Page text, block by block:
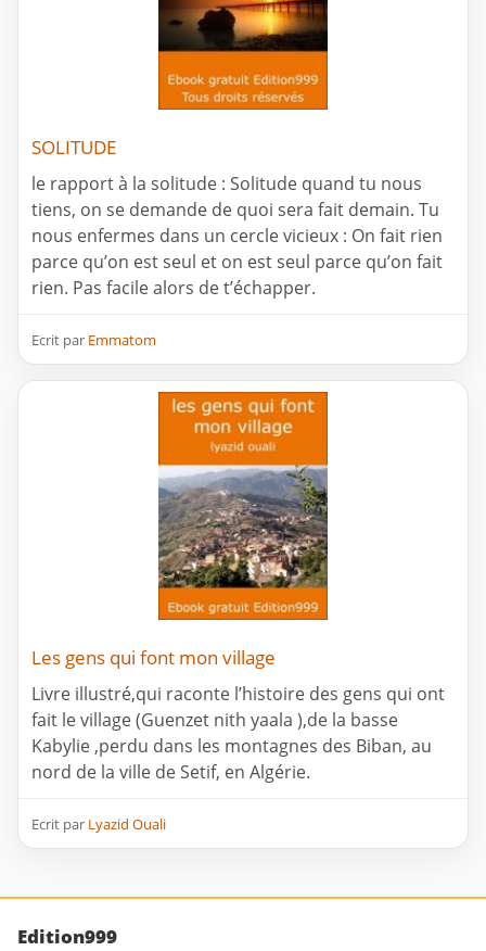
SOLITUDE
le rapport à la solitude : Solitude quand tu nous
tiens, on se demande de quoi sera fait demain. Tu
nous enfermes dans un cercle vicieux : On fait rien
parce qu’on est seul et on est seul parce qu’on fait
rien. Pas facile alors de t’échapper.
Ecrit par Emmatom
Les gens qui font mon village
Livre illustré,qui raconte l’histoire des gens qui ont
fait le village (Guenzet nith yaala ),de la basse
Kabylie ,perdu dans les montagnes des Biban, au
nord de la ville de Setif, en Algérie.
Ecrit par Lyazid Ouali
Edition999